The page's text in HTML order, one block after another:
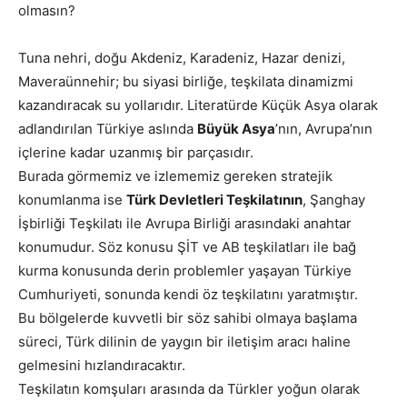
olmasın?
Tuna nehri, doğu Akdeniz, Karadeniz, Hazar denizi,
Maveraünnehir; bu siyasi birliğe, teşkilata dinamizmi
kazandıracak su yollarıdır. Literatürde Küçük Asya olarak
adlandırılan Türkiye aslında Büyük Asya’nın, Avrupa’nın
içlerine kadar uzanmış bir parçasıdır.
Burada görmemiz ve izlememiz gereken stratejik
konumlanma ise Türk Devletleri Teşkilatının, Şanghay
İşbirliği Teşkilatı ile Avrupa Birliği arasındaki anahtar
konumudur. Söz konusu ŞİT ve AB teşkilatları ile bağ
kurma konusunda derin problemler yaşayan Türkiye
Cumhuriyeti, sonunda kendi öz teşkilatını yaratmıştır.
Bu bölgelerde kuvvetli bir söz sahibi olmaya başlama
süreci, Türk dilinin de yaygın bir iletişim aracı haline
gelmesini hızlandıracaktır.
Teşkilatın komşuları arasında da Türkler yoğun olarak